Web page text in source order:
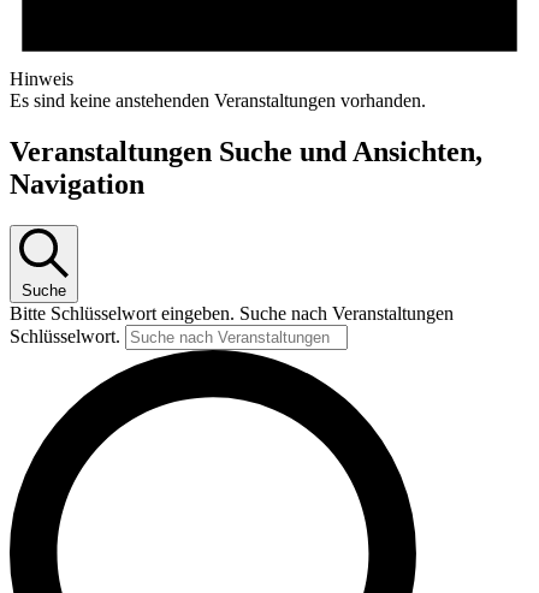
Hinweis
Es sind keine anstehenden Veranstaltungen vorhanden.
Veranstaltungen Suche und Ansichten,
Navigation
Suche
Bitte Schlüsselwort eingeben. Suche nach Veranstaltungen
Schlüsselwort.